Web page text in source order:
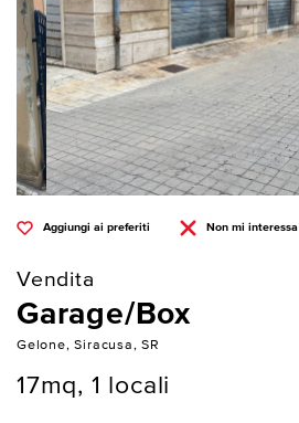
Aggiungi ai preferiti Non mi interessa
Vendita
Garage/Box
Gelone, Siracusa, SR
17mq, 1 locali